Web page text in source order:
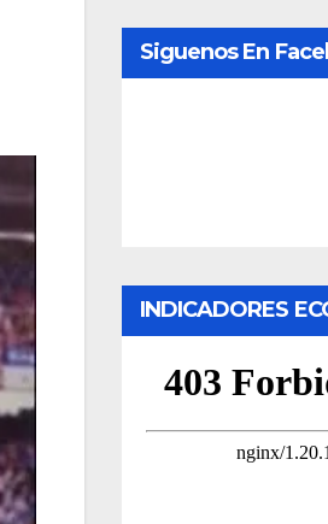
Siguenos En
INDICADORES